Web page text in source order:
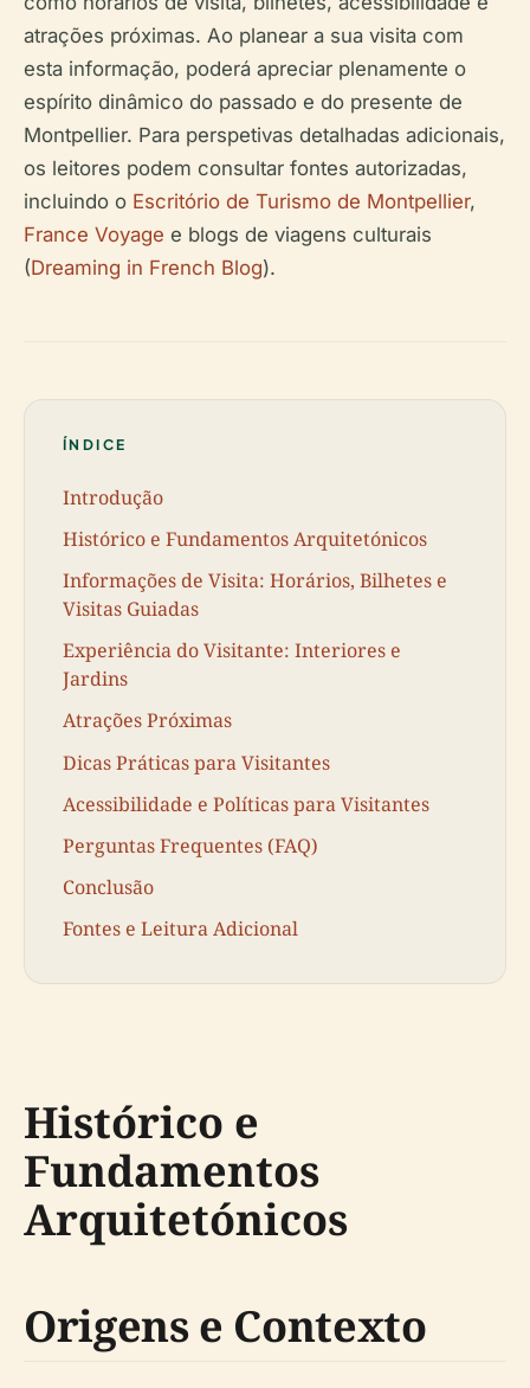
atrações próximas. Ao planear a sua visita com
esta informação, poderá apreciar plenamente o
espírito dinâmico do passado e do presente de
Montpellier. Para perspetivas detalhadas adicionais,
os leitores podem consultar fontes autorizadas,
incluindo o Escritório de Turismo de Montpellier,
France Voyage e blogs de viagens culturais
(Dreaming in French Blog).
ÍNDICE
Introdução
Histórico e Fundamentos Arquitetónicos
Informações de Visita: Horários, Bilhetes e
Visitas Guiadas
Experiência do Visitante: Interiores e
Jardins
Atrações Próximas
Dicas Práticas para Visitantes
Acessibilidade e Políticas para Visitantes
Perguntas Frequentes (FAQ)
Conclusão
Fontes e Leitura Adicional
Histórico e
Fundamentos
Arquitetónicos
Origens e Contexto